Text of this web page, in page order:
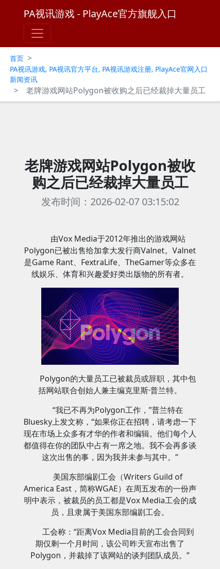
PA视讯游戏 - PlayAce官方旗舰入口
首页 >
PA视讯游戏, PA视讯官方平台, PA视讯游戏注册, PlayAce官网入口
新闻资讯
> 老牌游戏网站Polygon被收购之后已经裁掉大量员工
老牌游戏网站Polygon被收
购之后已经裁掉大量员工
发布时间：2026-02-07 03:15:02
由Vox Media于2012年推出的游戏网站
Polygon已被出售给加拿大发行商Valnet。Valnet
是Game Rant、FextraLife、TheGamer等众多在
线娱乐、体育和兴趣爱好类出版物的所有者。
Polygon的大量员工已被裁员或辞职，其中包
括网站联合创始人兼主编克里斯·普兰特。
“我已不再为Polygon工作，”普兰特在
Bluesky上发文称，“如果你正在招聘，请考虑一下
现在市场上众多有才华的作者和编辑。他们每个人
都值得在你的团队中占有一席之地。我不会再多谈
这次出售的事，因为我并未参与其中。”
美国东部编剧工会（Writers Guild of
America East，简称WGAE）在周五发布的一份声
明中表示，被裁员的员工都是Vox Media工会的成
员，且隶属于美国东部编剧工会。
工会称：“距离Vox Media目前的工会合同到
期仅剩一个月时间，该公司昨天宣布出售了
Polygon，并裁掉了该网站的谈判团队成员。”